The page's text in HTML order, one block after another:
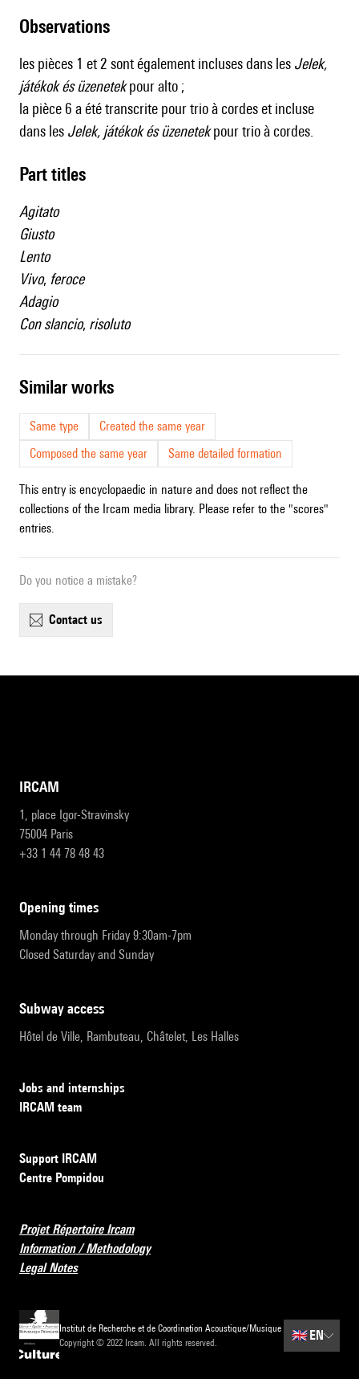
observations
les pièces 1 et 2 sont également incluses dans les Jelek,
játékok és üzenetekpour alto ;
la pièce 6 a été transcrite pour trio à cordes et incluse
dans les Jelek, játékok és üzenetekpour trio à cordes.
Part titles
Agitato
Giusto
Lento
Vivo, feroce
Adagio
Con slancio, risoluto
similar works
Same type
Created the same year
Composed the same year
Same detailed formation
This entry is encyclopaedic in nature and does not reflect the
collections of the Ircam media library. Please refer to the "scores"
entries.
Do you notice a mistake?
contact us
IRCAM
1, place Igor-Stravinsky
75004 Paris
+33 1 44 78 48 43
opening times
Monday through Friday 9:30am-7pm
Closed Saturday and Sunday
subway access
Hôtel de Ville, Rambuteau, Châtelet, Les Halles
Jobs and internships
IRCAM team
Support IRCAM
Centre Pompidou
Projet Répertoire Ircam
Information / Methodology
Legal Notes
Institut de Recherche et de Coordination Acoustique/Musique
Copyright © 2022 Ircam. All rights reserved.
🇬🇧 EN